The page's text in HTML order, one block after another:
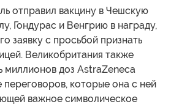
отправил вакцину в Чешскую
Гондурас и Венгрию в награду,
заявку с просьбой признать
Великобритания также
миллионов доз AstraZeneca
которые она с ней
важное символическое